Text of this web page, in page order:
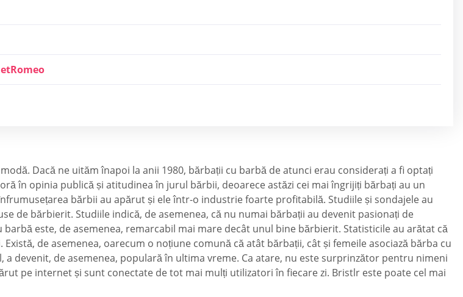
Dacă ne uităm înapoi la anii 1980, bărbații cu barbă de atunci erau considerați a fi optați
în opinia publică și atitudinea în jurul bărbii, deoarece astăzi cei mai îngrijiți bărbați au un
bărbii au apărut și ele într-o industrie foarte profitabilă. Studiile și sondajele au
de bărbierit. Studiile indică, de asemenea, că nu numai bărbații au devenit pasionați de
este, de asemenea, remarcabil mai mare decât unul bine bărbierit. Statisticile au arătat că
de asemenea, oarecum o noțiune comună că atât bărbații, cât și femeile asociază bărba cu
devenit, de asemenea, populară în ultima vreme. Ca atare, nu este surprinzător pentru nimeni
pe internet și sunt conectate de tot mai mulți utilizatori în fiecare zi. Bristlr este poate cel mai